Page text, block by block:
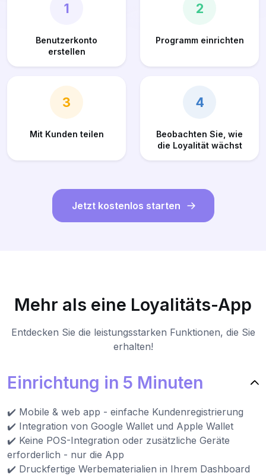
1
Benutzerkonto
erstellen
2
Programm einrichten
3
Mit Kunden teilen
4
Beobachten Sie, wie
die Loyalität wächst
Jetzt kostenlos starten
Mehr als eine Loyalitäts-App
Entdecken Sie die leistungsstarken Funktionen, die Sie
erhalten!
Einrichtung in 5 Minuten
✔️ Mobile & web app - einfache Kundenregistrierung
✔️ Integration von Google Wallet und Apple Wallet
✔️ Keine POS-Integration oder zusätzliche Geräte
erforderlich - nur die App
✔️ Druckfertige Werbematerialien in Ihrem Dashboard